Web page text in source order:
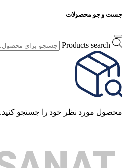
جست و جو محصولات
Products search
محصول مورد نظر خود را جستجو کنید.